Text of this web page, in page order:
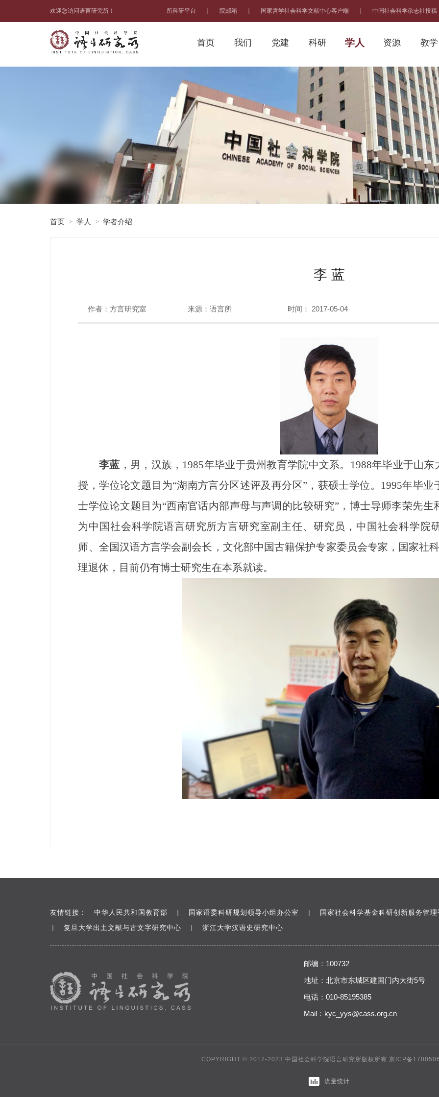
欢迎您访问语言研究所！ 所科研平台 院邮箱 国家哲学社会科学文献中心客户端 中国社会科学杂志社投稿
首页 我们 党建 科研 学人 资源 教学
首页 > 学人 > 学者介绍
李 蓝
作者：方言研究室 来源：语言所 时间： 2017-05-04
李蓝 ，男，汉族，1985年毕业于贵州教育学院中文系。1988年毕业于山
授，学位论文题目为“湖南方言分区述评及再分区”，获硕士学位。1995年毕
士学位论文题目为“西南官话内部声母与声调的比较研究”，博士导师李荣先
为中国社会科学院语言研究所方言研究室副主任、研究员，中国社会科学院
师、全国汉语方言学会副会长，文化部中国古籍保护专家委员会专家，国家社
理退休，目前仍有博士研究生在本系就读。
友情链接： 中华人民共和国教育部 国家语委科研规划领导小组办公室 国家社会科学基金科研创新服务管理
复旦大学出土文献与古文字研究中心 浙江大学汉语史研究中心
邮编：100732
地址：北京市东城区建国门内大街5号
电话：010-85195385
Mail： kyc_yys@cass.org.cn
COPYRIGHT © 2017-2023 中国社会科学院语言研究所版权所有 京ICP备
流量统计